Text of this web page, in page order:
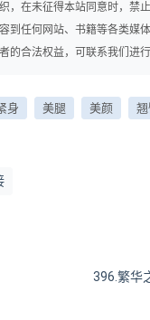
，在未征得本站同意时，禁止
到任何网站、书籍等各类媒
的合法权益，可联系我们进行
身 美腿 美颜
396.繁华